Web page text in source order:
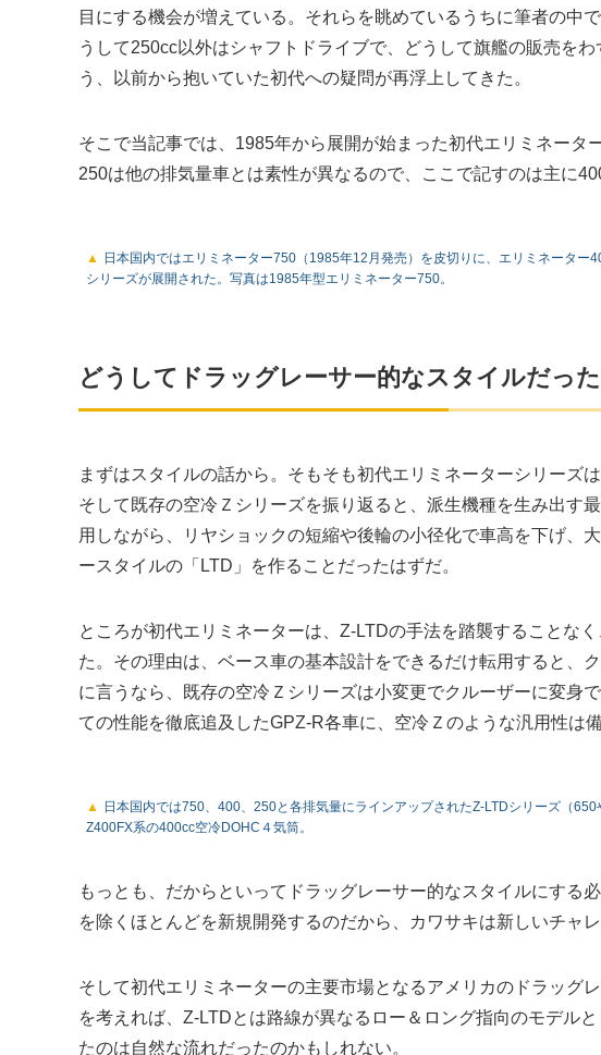
目にする機会が増えている。それらを眺めているうちに筆者の中
うして250cc以外はシャフトドライブで、どうして旗艦の販売を
う、以前から抱いていた初代への疑問が再浮上してきた。
そこで当記事では、1985年から展開が始まった初代エリミネータ
250は他の排気量車とは素性が異なるので、ここで記すのは主に
日本国内ではエリミネーター750（1985年12月発売）を皮切りに、エリミネータ
シリーズが展開された。写真は1985年型エリミネーター750。
どうしてドラッグレーサー的なスタイルだっ
まずはスタイルの話から。そもそも初代エリミネーターシリーズ
そして既存の空冷Ｚシリーズを振り返ると、派生機種を生み出す
用しながら、リヤショックの短縮や後輪の小径化で車高を下げ、
ースタイルの「LTD」を作ることだったはずだ。
ところが初代エリミネーターは、Z-LTDの手法を踏襲することな
た。その理由は、ベース車の基本設計をできるだけ転用すると、
に言うなら、既存の空冷Ｚシリーズは小変更でクルーザーに変身
ての性能を徹底追及したGPZ-R各車に、空冷Ｚのような汎用性は
日本国内では750、400、250と各排気量にラインアップされたZ-LTDシリーズ（
Z400FX系の400cc空冷DOHC４気筒。
もっとも、だからといってドラッグレーサー的なスタイルにする
を除くほとんどを新規開発するのだから、カワサキは新しいチャ
そして初代エリミネーターの主要市場となるアメリカのドラッグ
を考えれば、Z-LTDとは路線が異なるロー＆ロング指向のモデル
たのは自然な流れだったのかもしれない。